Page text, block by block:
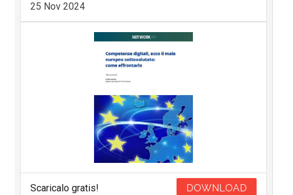
25 Nov 2024
Scaricalo gratis! DOWNLOAD